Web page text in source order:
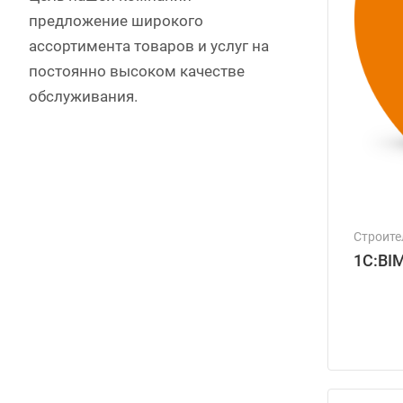
предложение широкого
ассортимента товаров и услуг на
постоянно высоком качестве
обслуживания.